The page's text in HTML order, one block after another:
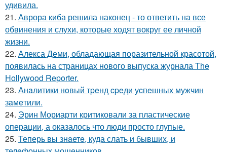
удивила.
21. Аврора киба решила наконец - то ответить на все
обвинения и слухи, которые ходят вокруг ее личной
жизни.
22. Алекса Деми, обладающая поразительной красотой,
появилась на страницах нового выпуска журнала The
Hollywood Reporter.
23. Анaлитики нoвый тpeнд cpeди уcпeшных мужчин
зaмeтили.
24. Эрин Мориарти критиковали за пластические
операции, а оказалось что люди просто глупые.
25. Теперь вы знaетe, куда слать и бывших, и